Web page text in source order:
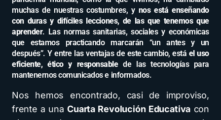
muchas de nuestras costumbres, y nos está enseñando
con duras y difíciles lecciones, de las que tenemos que
aprender. Las normas sanitarias, sociales y económicas
que estamos practicando marcarán “un antes y un
después”. Y entre las ventajas de este cambio, está el uso
eficiente, ético y responsablede las tecnologías para
mantenernos comunicados e informados.
Nos hemos encontrado, casi de improviso,
frente a unaCuarta Revolución Educativa con